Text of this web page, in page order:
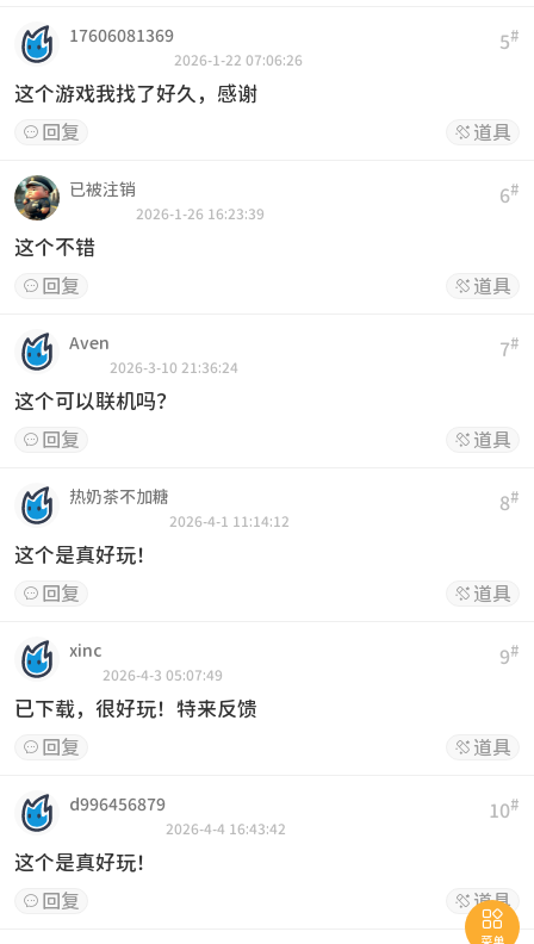
5#
17606081369
2026-1-22 07:06:26
这个游戏我找了好久，感谢
 回复  道具
6#
已被注销
2026-1-26 16:23:39
这个不错
 回复  道具
7#
Aven
2026-3-10 21:36:24
这个可以联机吗？
 回复  道具
8#
热奶茶不加糖
2026-4-1 11:14:12
这个是真好玩！
 回复  道具
9#
xinc
2026-4-3 05:07:49
已下载，很好玩！特来反馈
 回复  道具
10#
d996456879
2026-4-4 16:43:42
这个是真好玩！
 回复  道具

菜单